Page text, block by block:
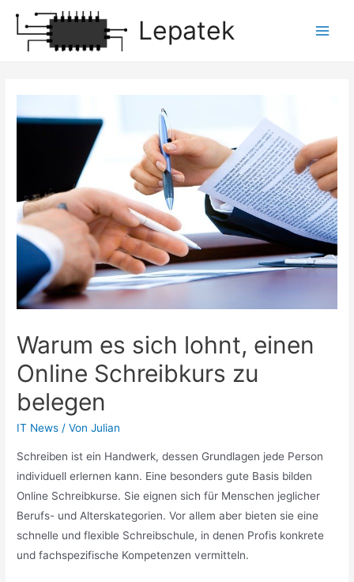
Inhalt
Lepatek
Warum es sich lohnt, einen
Online Schreibkurs zu
belegen
IT News / VonJulian
Schreiben ist ein Handwerk, dessen Grundlagen jede Person
individuell erlernen kann. Eine besonders gute Basis bilden
Online Schreibkurse. Sie eignen sich für Menschen jeglicher
Berufs- und Alterskategorien. Vor allem aber bieten sie eine
schnelle und flexible Schreibschule, in denen Profis konkrete
und fachspezifische Kompetenzen vermitteln.